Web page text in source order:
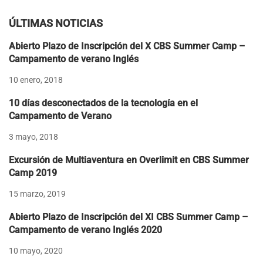
ÚLTIMAS NOTICIAS
Abierto Plazo de Inscripción del X CBS Summer Camp –
Campamento de verano Inglés
10 enero, 2018
10 días desconectados de la tecnología en el
Campamento de Verano
3 mayo, 2018
Excursión de Multiaventura en Overlimit en CBS Summer
Camp 2019
15 marzo, 2019
Abierto Plazo de Inscripción del XI CBS Summer Camp –
Campamento de verano Inglés 2020
10 mayo, 2020